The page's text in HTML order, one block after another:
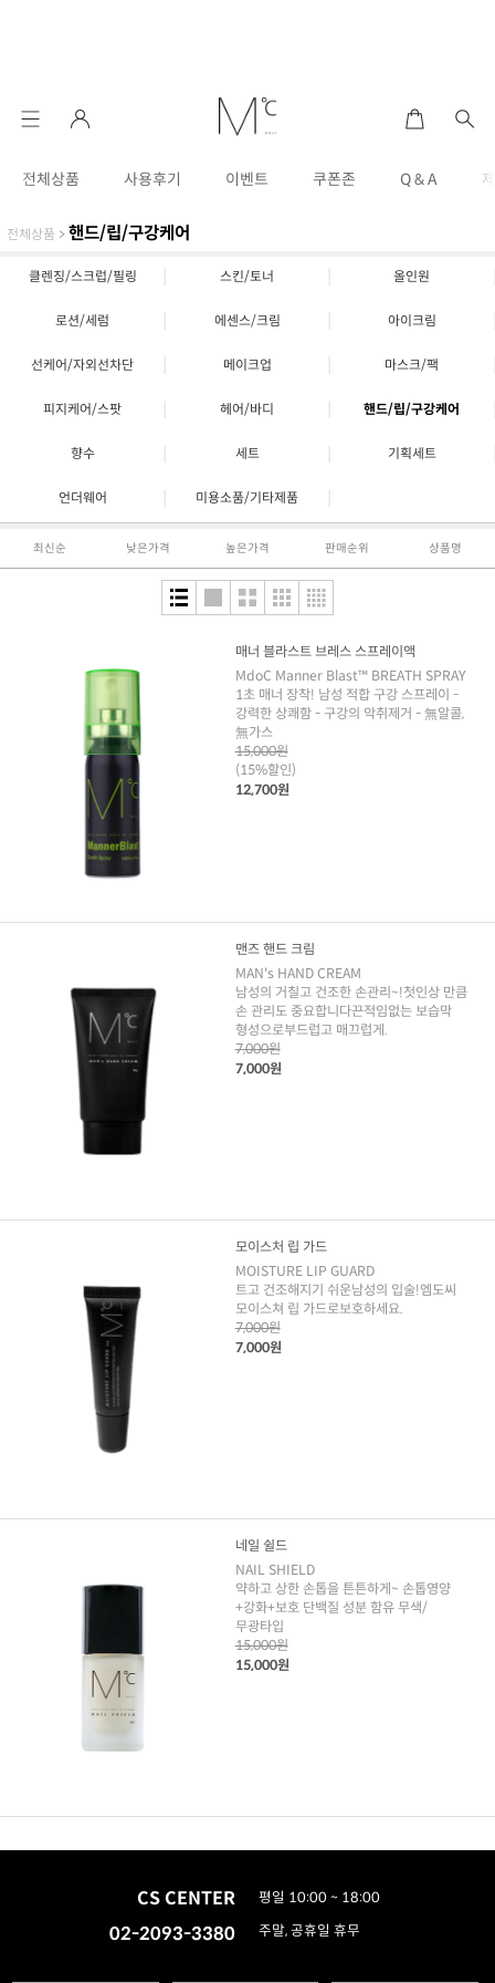
전체상품 사용후기 이벤트 쿠폰존 Q & A
전체상품 > 핸드/립/구강케어
클렌징/스크럽/필링 스킨/토너 올인원
로션/세럼 에센스/크림 아이크림
선케어/자외선차단 메이크업 마스크/팩
피지케어/스팟 헤어/바디 핸드/립/구강케어
향수 세트 기획세트
언더웨어 미용소품/기타제품
최신순 낮은가격 높은가격 판매순위 상품명
매너 블라스트 브레스 스프레이액
MdoC Manner Blast™ BREATH SPRAY
1초 매너 장착! 남성 적합 구강 스프레이 -
강력한 상쾌함 - 구강의 악취제거 - 無알콜,
無가스
15,000원
(15%할인)
12,700원
맨즈 핸드 크림
MAN's HAND CREAM
남성의 거칠고 건조한 손관리~!첫인상 만큼
손 관리도 중요합니다끈적임없는 보습막
형성으로부드럽고 매끄럽게.
7,000원
7,000원
모이스처 립 가드
MOISTURE LIP GUARD
트고 건조해지기 쉬운남성의 입술!엠도씨
모이스쳐 립 가드로보호하세요.
7,000원
7,000원
네일 쉴드
NAIL SHIELD
약하고 상한 손톱을 튼튼하게~ 손톱영양
+강화+보호 단백질 성분 함유 무색/
무광타입
15,000원
15,000원
CS CENTER
02-2093-3380
평일 10:00 ~ 18:00
주말, 공휴일 휴무